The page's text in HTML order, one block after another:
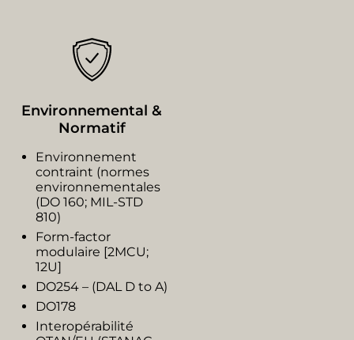
Environnemental &
Normatif
Environnement
contraint (normes
environnementales
(DO 160; MIL-STD
810)​
Form-factor
modulaire ​[2MCU;
12U]
DO254 – (DAL D to A)
DO178
Interopérabilité